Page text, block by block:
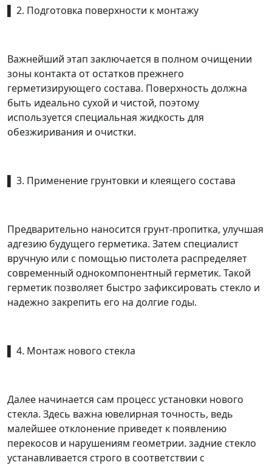
▌ 2. Подготовка поверхности к монтажу
Важнейший этап заключается в полном очищении
зоны контакта от остатков прежнего
герметизирующего состава. Поверхность должна
быть идеально сухой и чистой, поэтому
используется специальная жидкость для
обезжиривания и очистки.
▌ 3. Применение грунтовки и клеящего состава
Предварительно наносится грунт-пропитка, улучшая
адгезию будущего герметика. Затем специалист
вручную или с помощью пистолета распределяет
современный однокомпонентный герметик. Такой
герметик позволяет быстро зафиксировать стекло и
надежно закрепить его на долгие годы.
▌ 4. Монтаж нового стекла
Далее начинается сам процесс установки нового
стекла. Здесь важна ювелирная точность, ведь
малейшее отклонение приведет к появлению
перекосов и нарушениям геометрии. задние стекло
устанавливается строго в соответствии с